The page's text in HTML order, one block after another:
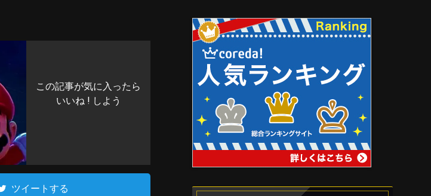
この記事が気に入ったら
いいね ! しよう
ツイートする